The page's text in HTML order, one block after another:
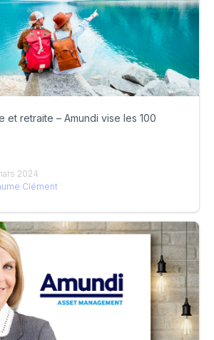
et retraite – Amundi vise les 100
2024
Clément